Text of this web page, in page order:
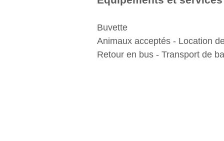
Buvette
Animaux acceptés - Location
Retour en bus - Transport de